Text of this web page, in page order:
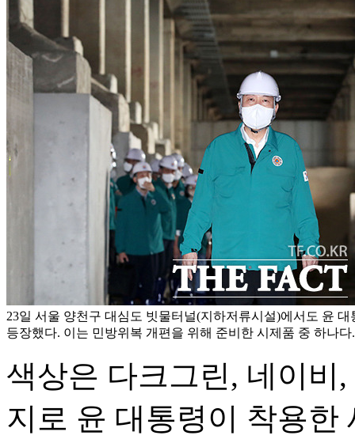
23일 서울 양천구 대심도 빗물터널(지하저류시설)에서도 윤
등장했다. 이는 민방위복 개편을 위해 준비한 시제품 중 하나다
색상은 다크그린, 네이비
지로 윤 대통령이 착용한